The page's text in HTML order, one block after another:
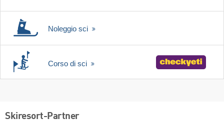
Noleggio sci
Corso di sci
Skiresort-Partner